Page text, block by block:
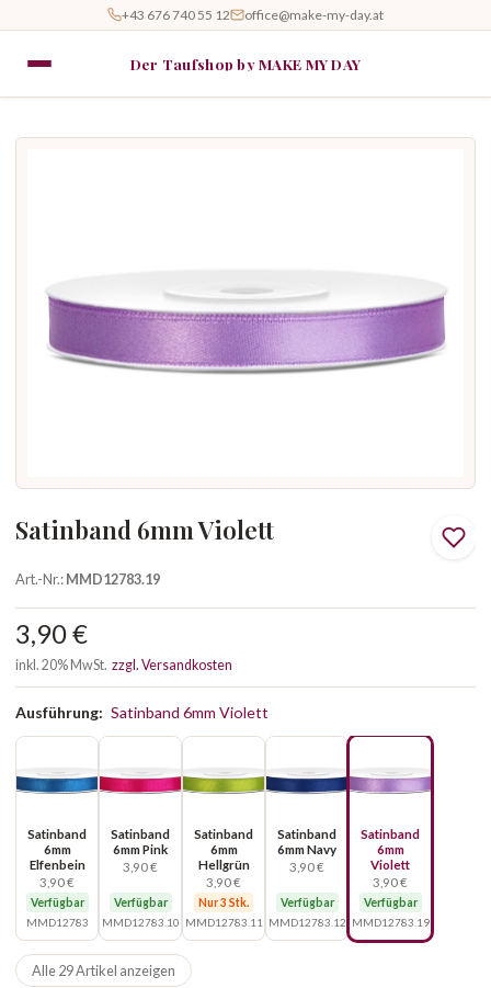
+43 676 740 55 12 office@make-my-day.at
Der Taufshop by MAKE MY DAY
Satinband 6mm Violett
Art.-Nr.:MMD12783.19
3,90 €
inkl. 20% MwSt. zzgl. Versandkosten
Ausführung: Satinband 6mm Violett
Satinband
6mm
Elfenbein
3,90 €
Verfügbar
MMD12783
Satinband
6mm Pink
3,90 €
Verfügbar
MMD12783.10
Satinband
6mm
Hellgrün
3,90 €
Nur 3 Stk.
MMD12783.11
Satinband
6mm Navy
3,90 €
Verfügbar
MMD12783.12
Satinband
6mm
Violett
3,90 €
Verfügbar
MMD12783.19
Alle 29 Artikel anzeigen